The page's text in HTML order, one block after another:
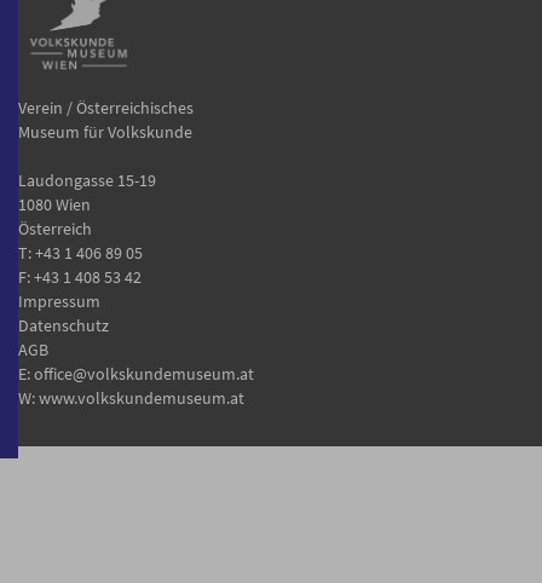
Verein / Österreichisches
Museum für Volkskunde
Laudongasse 15-19
1080 Wien
Österreich
T:+43 1 406 89 05
F: +43 1 408 53 42
Impressum
Datenschutz
AGB
E:office@volkskundemuseum.at
W:www.volkskundemuseum.at